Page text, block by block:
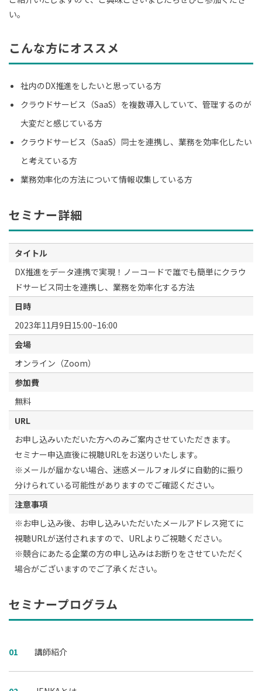
い。
こんな方にオススメ
社内のDX推進をしたいと思っている方
クラウドサービス（SaaS）を複数導入していて、管理するのが
大変だと感じている方
クラウドサービス（SaaS）同士を連携し、業務を効率化したい
と考えている方
業務効率化の方法について情報収集している方
セミナー詳細
タイトル
DX推進をデータ連携で実現！ノーコードで誰でも簡単にクラウ
ドサービス同士を連携し、業務を効率化する方法
日時
2023年11月9日15:00~16:00
会場
オンライン（Zoom）
参加費
無料
URL
お申し込みいただいた方へのみご案内させていただきます。
セミナー申込直後に視聴URLをお送りいたします。
※メールが届かない場合、迷惑メールフォルダに自動的に振り
分けられている可能性がありますのでご確認ください。
注意事項
※お申し込み後、お申し込みいただいたメールアドレス宛てに
視聴URLが送付されますので、URLよりご視聴ください。
※競合にあたる企業の方の申し込みはお断りをさせていただく
場合がございますのでご了承ください。
セミナープログラム
01 講師紹介